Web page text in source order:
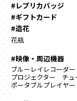
#レプリカバッジ
#ギフトカード
#造花
花瓶
#映像・周辺機器
ブルーレイレコーダー
プロジェクター
チュ
ポータブルプレイヤー